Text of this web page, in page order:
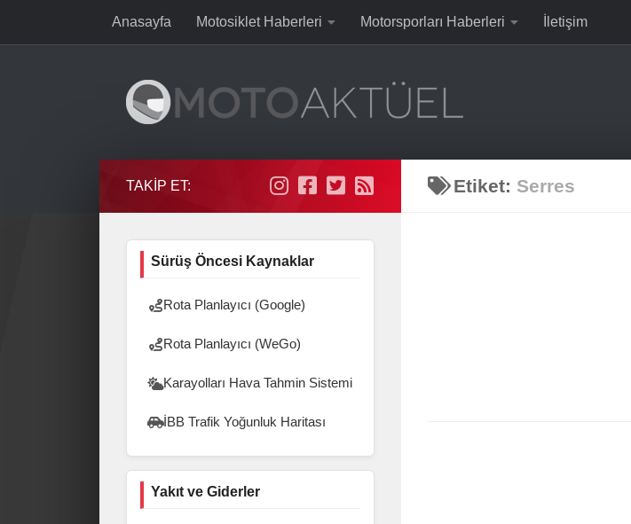
Skip to contentAnasayfa Motosiklet Haberleri Motorsporları Haberleri İletişim
Etiket: Serres
TAKIP ET:
Sürüş Öncesi Kaynaklar
Rota Planlayıcı (Google)
Rota Planlayıcı (WeGo)
Karayolları Hava Tahmin Sistemi
İBB Trafik Yoğunluk Haritası
Yakıt ve Giderler